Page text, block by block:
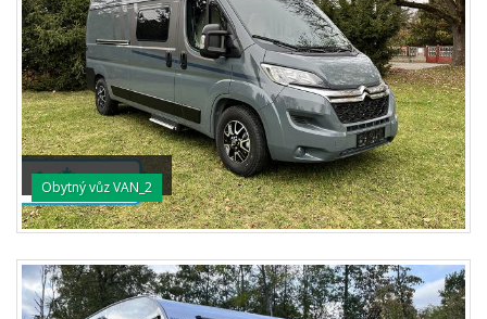
Obytný vůz VAN_2